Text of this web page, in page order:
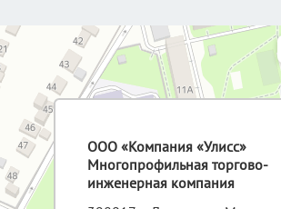
ООО «Компания «Улисс»
Многопрофильная торгово-
инженерная компания